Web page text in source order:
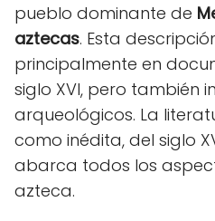
pueblo dominante de
aztecas. Esta
principalmente en
siglo XVI, pero también
arqueológicos. La
como inédita, del siglo
abarca todos los
azteca.